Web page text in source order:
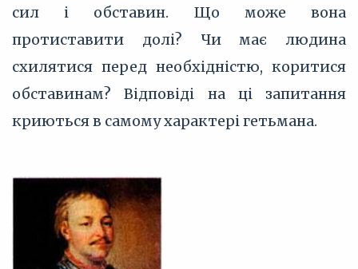
сил і обставин. Що може вона
протиставити долі? Чи має людина
схилятися перед необхідністю, коритися
обставинам? Відповіді на ці запитання
криються в самому характері гетьмана.